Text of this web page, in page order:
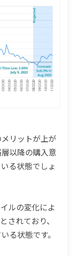
リットが上が
以降の購入意
る状態でしょ
ルの変化によ
されており、
る状態です。